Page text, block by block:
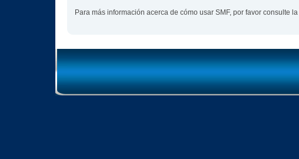
Para más información acerca de cómo usar SMF, por favor consulte la